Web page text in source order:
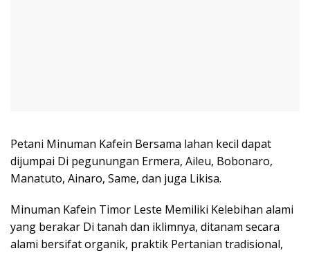
Petani Minuman Kafein Bersama lahan kecil dapat
dijumpai Di pegunungan Ermera, Aileu, Bobonaro,
Manatuto, Ainaro, Same, dan juga Likisa.
Minuman Kafein Timor Leste Memiliki Kelebihan alami
yang berakar Di tanah dan iklimnya, ditanam secara
alami bersifat organik, praktik Pertanian tradisional,